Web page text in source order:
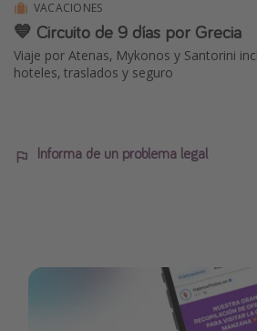
VACACIONES
💙 Circuito de 9 días por Grecia
Viaje por Atenas, Mykonos y Santorini
hoteles, traslados y seguro
Informa de un problema legal